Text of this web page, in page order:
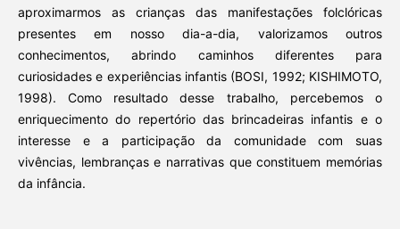
aproximarmos as crianças das manifestações folclóricas
presentes em nosso dia-a-dia, valorizamos outros
conhecimentos, abrindo caminhos diferentes para
curiosidades e experiências infantis (BOSI, 1992; KISHIMOTO,
1998). Como resultado desse trabalho, percebemos o
enriquecimento do repertório das brincadeiras infantis e o
interesse e a participação da comunidade com suas
vivências, lembranças e narrativas que constituem memórias
da infância.